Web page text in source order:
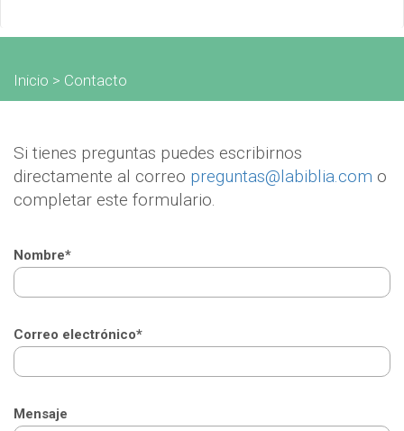
Inicio > Contacto
Si tienes preguntas puedes escribirnos
directamente al correo preguntas@labiblia.com o
completar este formulario.
Nombre*
Correo electrónico*
Mensaje